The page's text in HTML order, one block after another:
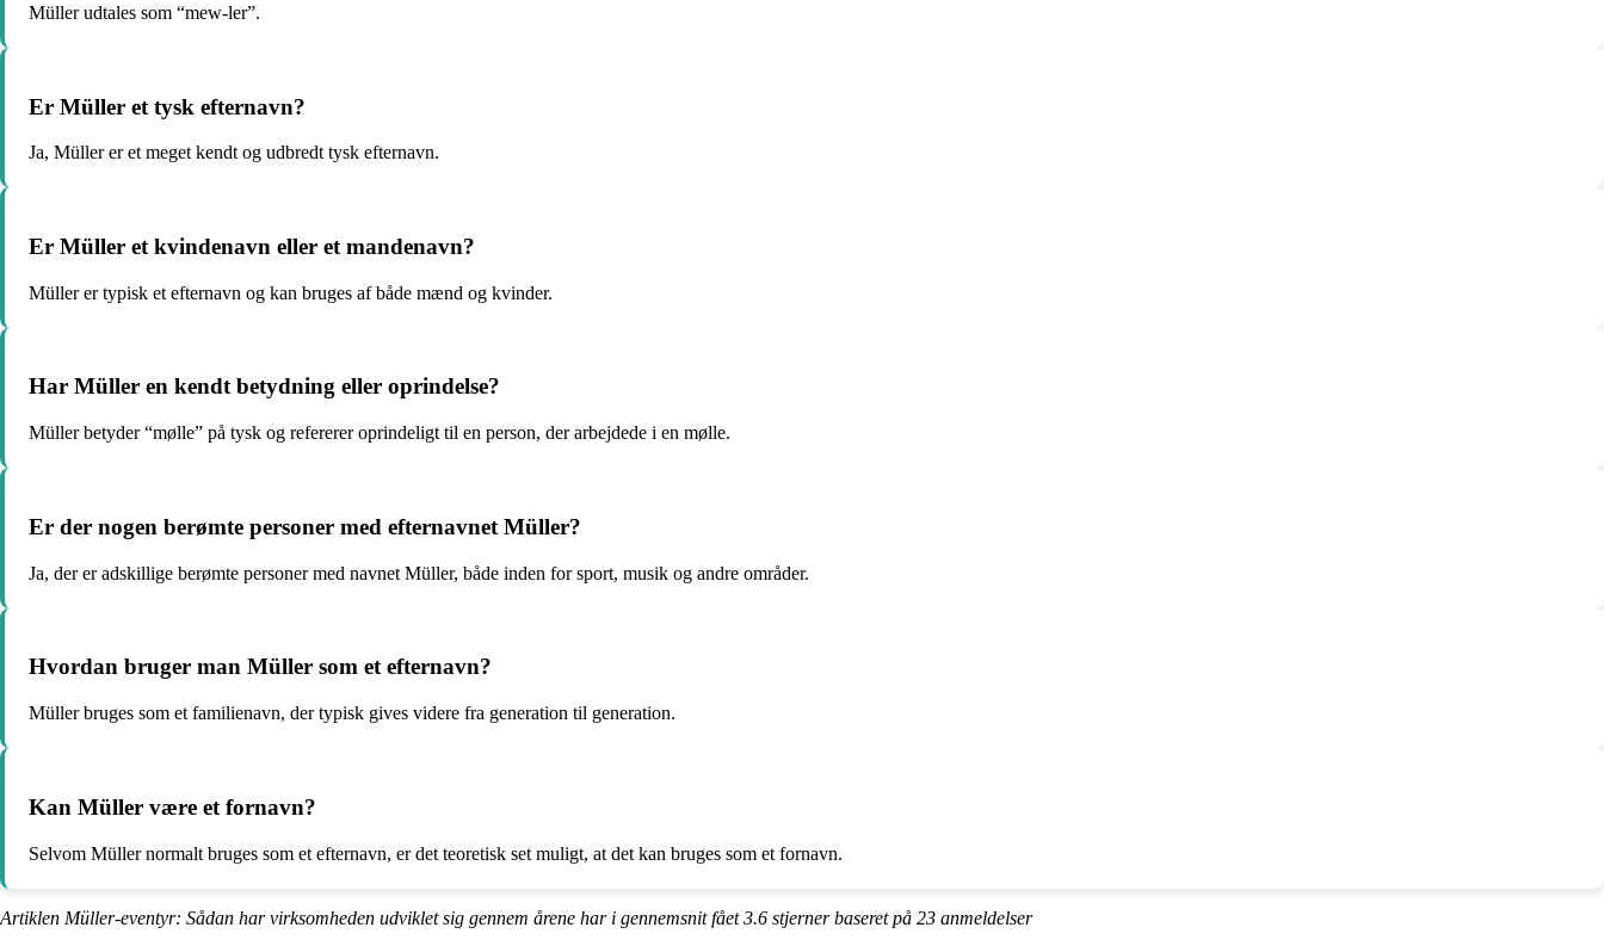
Müller udtales som “mew-ler”.
Er Müller et tysk efternavn?
Ja, Müller er et meget kendt og udbredt tysk efternavn.
Er Müller et kvindenavn eller et mandenavn?
Müller er typisk et efternavn og kan bruges af både mænd og kvinder.
Har Müller en kendt betydning eller oprindelse?
Müller betyder “mølle” på tysk og refererer oprindeligt til en person, der arbejdede i en mølle.
Er der nogen berømte personer med efternavnet Müller?
Ja, der er adskillige berømte personer med navnet Müller, både inden for sport, musik og andre områder.
Hvordan bruger man Müller som et efternavn?
Müller bruges som et familienavn, der typisk gives videre fra generation til generation.
Kan Müller være et fornavn?
Selvom Müller normalt bruges som et efternavn, er det teoretisk set muligt, at det kan bruges som et fornavn.
Artiklen Müller-eventyr: Sådan har virksomheden udviklet sig gennem årene har i gennemsnit fået3.6 stjerner baseret på 23 anmeldelser